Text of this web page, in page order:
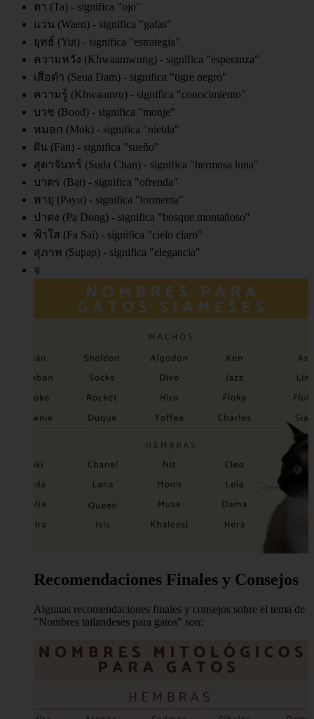
ตา (Ta) - significa "ojo"
แว่น (Waen) - significa "gafas"
ยุทธ์ (Yut) - significa "estrategia"
ความหวัง (Khwaamwung) - significa "esperanza"
เสือดำ (Seua Dam) - significa "tigre negro"
ความรู้ (Khwaamru) - significa "conocimiento"
บวช (Bood) - significa "monje"
หมอก (Mok) - significa "niebla"
ฝัน (Fan) - significa "sueño"
สุดาจันทร์ (Suda Chan) - significa "hermosa luna"
บาตร (Bat) - significa "ofrenda"
พายุ (Payu) - significa "tormenta"
ป่าดง (Pa Dong) - significa "bosque montañoso"
ฟ้าใส (Fa Sai) - significa "cielo claro"
สุภาพ (Supap) - significa "elegancia"
จ
Recomendaciones Finales y Consejos
Algunas recomendaciones finales y consejos sobre el tema de
"Nombres tailandeses para gatos" son: